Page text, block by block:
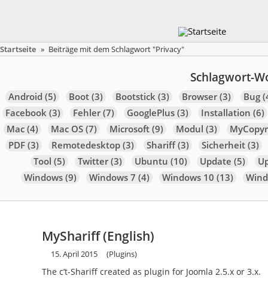
Startseite » Beiträge mit dem Schlagwort "Privacy"
Schlagwort-
Android (5) Boot(3) Bootstick(3) Browser(3) Bug
Facebook(3) Fehler(7) GooglePlus(3) Installation (6)
Mac(4) Mac OS(7) Microsoft(9) Modul (3)
PDF(3) Remotedesktop(3) Shariff(3) Sicherheit(3)
Tool (5) Twitter(3) Ubuntu (10) Update (5)
Windows(9) Windows 7 (4) Windows 10 (13)
MyShariff (English)
15. April 2015 (Plugins)
The c’t-Shariff created as plugin for Joomla 2.5.x or 3.x.